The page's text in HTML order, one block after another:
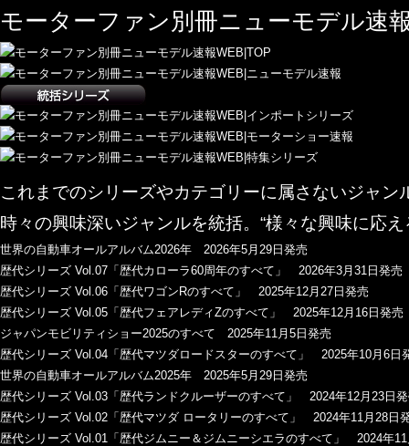
モーターファン別冊ニューモデル速
これまでのシリーズやカテゴリーに属さないジャ
時々の興味深いジャンルを統括。“様々な興味に応
世界の自動車オールアルバム2026年 2026年5月29日発売
歴代シリーズ Vol.07「歴代カローラ60周年のすべて」 2026年3月31日発売
歴代シリーズ Vol.06「歴代ワゴンRのすべて」 2025年12月27日発売
歴代シリーズ Vol.05「歴代フェアレディZのすべて」 2025年12月16日発売
ジャパンモビリティショー2025のすべて 2025年11月5日発売
歴代シリーズ Vol.04「歴代マツダロードスターのすべて」 2025年10月6日
世界の自動車オールアルバム2025年 2025年5月29日発売
歴代シリーズ Vol.03「歴代ランドクルーザーのすべて」 2024年12月23日
歴代シリーズ Vol.02「歴代マツダ ロータリーのすべて」 2024年11月28日
歴代シリーズ Vol.01「歴代ジムニー＆ジムニーシエラのすべて」 2024年